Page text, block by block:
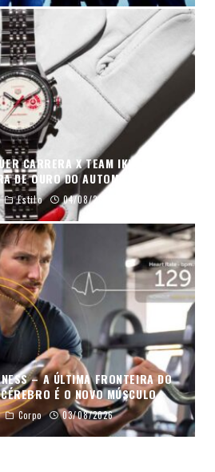
CARRERA X TEAM IKUZAWA
DE OURO DO AUTOMOBILISMO
Estilo 04/08/2026
– A ÚLTIMA FRONTEIRA DO
É O NOVO MÚSCULO
Corpo 03/08/2026